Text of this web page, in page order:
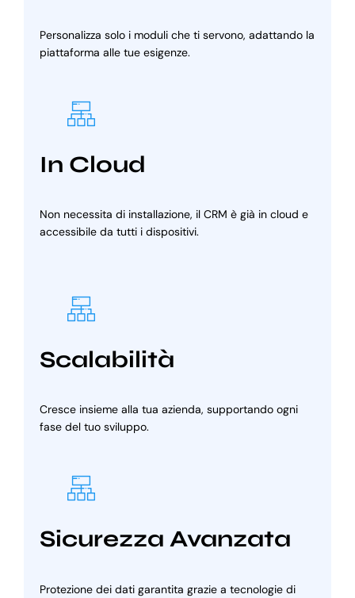
Personalizza solo i moduli che ti servono, adattando la
piattaforma alle tue esigenze.
In Cloud
Non necessita di installazione, il CRM è già in cloud e
accessibile da tutti i dispositivi.
Scalabilità
Cresce insieme alla tua azienda, supportando ogni
fase del tuo sviluppo.
Sicurezza Avanzata
Protezione dei dati garantita grazie a tecnologie di